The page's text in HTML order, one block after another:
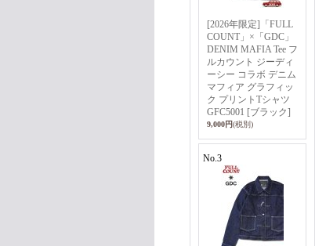
[2026年限定]「FULL
COUNT」×「GDC」
DENIM MAFIA Tee フ
ルカウント ジーディ
ーシー コラボ デニム
マフィア グラフィッ
ク プリントTシャツ
GFC5001 [ブラック]
9,000円(税別)
No.3